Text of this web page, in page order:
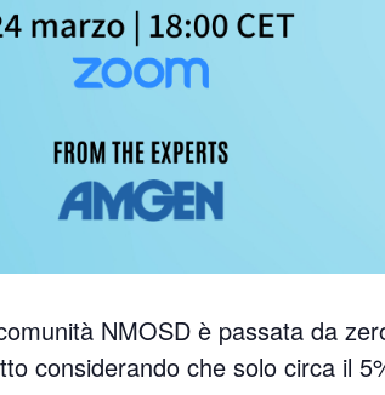
NMOSD è passata da
considerando che solo circa il